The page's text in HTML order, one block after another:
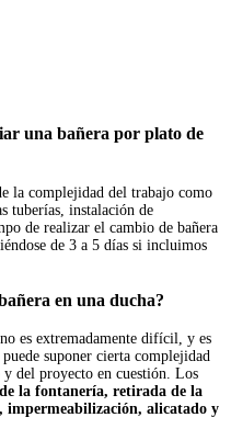
una bañera por plato de
la complejidad del trabajo como
tuberías, instalación de
de realizar el cambio de bañera
de 3 a 5 días si incluimos
en una ducha?
es extremadamente difícil, y es
suponer cierta complejidad
y del proyecto en cuestión. Los
la fontanería, retirada de la
impermeabilización, alicatado y